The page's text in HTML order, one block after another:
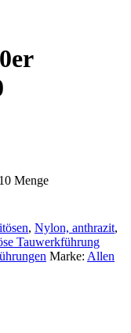
Menge
, Nylon, anthrazit,
Tauwerkführung
Marke: Allen